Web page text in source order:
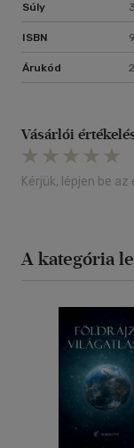
Súly
ISBN
Árukód
Vásárlói
Kérjük, lépjen be
A kategória